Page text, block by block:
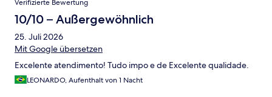
Verifizierte Bewertung
10/10 – Außergewöhnlich
25. Juli 2026
Mit Google übersetzen
Excelente atendimento! Tudo impo e de Excelente qualidade.
LEONARDO, Aufenthalt von 1 Nacht